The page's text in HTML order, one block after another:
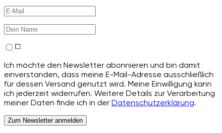
Ich möchte den Newsletter abonnieren und bin damit
einverstanden, dass meine E-Mail-Adresse ausschließlich
für dessen Versand genutzt wird. Meine Einwilligung kann
ich jederzeit widerrufen. Weitere Details zur Verarbeitung
meiner Daten finde ich in der Datenschutzerklärung.
Zum Newsletter anmelden